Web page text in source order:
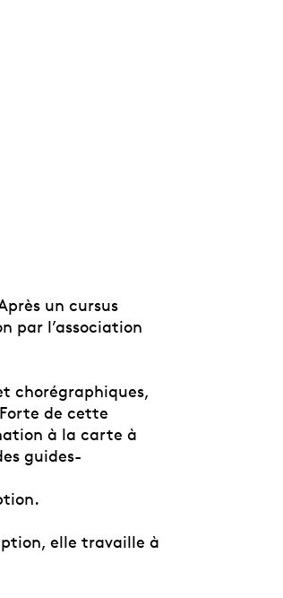
un cursus
par l’association
chorégraphiques,
de cette
à la carte à
guides-
elle travaille à